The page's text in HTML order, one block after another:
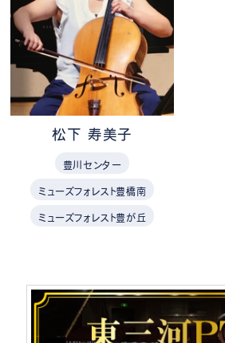
松下 寿美子
豊川センター
ミューズフォレスト豊橋南
ミューズフォレスト豊が丘